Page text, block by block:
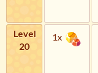
Level
20
1x